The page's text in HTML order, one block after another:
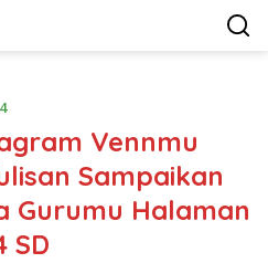
Vennmu
Sampaikan
Gurumu Halaman
SD